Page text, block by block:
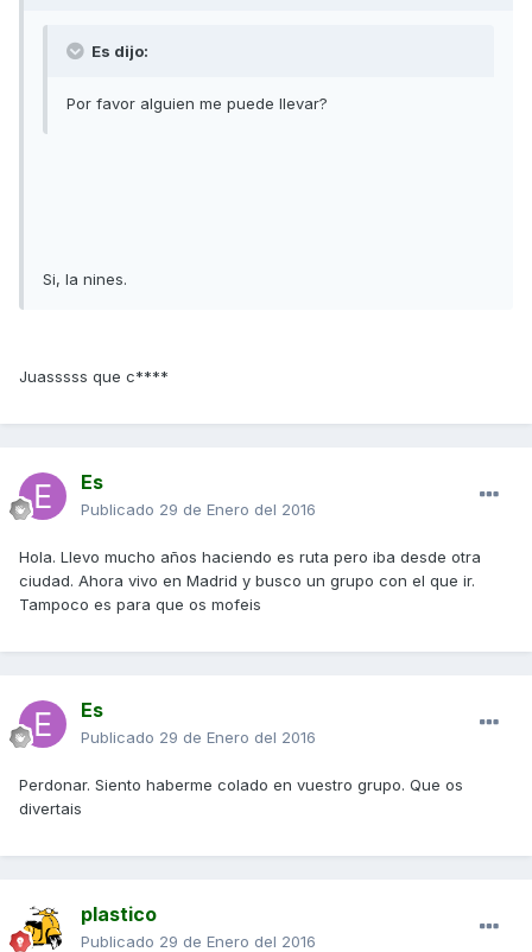
Es dijo:
Por favor alguien me puede llevar?
Si, la nines.
Juasssss que c****
Es
Publicado 29 de Enero del 2016
Hola. Llevo mucho años haciendo es ruta pero iba desde otra
ciudad. Ahora vivo en Madrid y busco un grupo con el que ir.
Tampoco es para que os mofeis
Es
Publicado 29 de Enero del 2016
Perdonar. Siento haberme colado en vuestro grupo. Que os
divertais
plastico
Publicado 29 de Enero del 2016